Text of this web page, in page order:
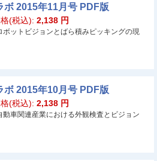
ボ 2015年11月号 PDF版
(税込): 2,138 円
ボットビジョンとばら積みピッキングの現
ボ 2015年10月号 PDF版
(税込): 2,138 円
動車関連産業における外観検査とビジョン